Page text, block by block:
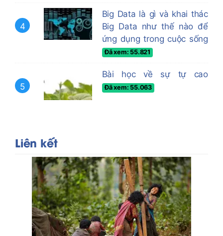
4
Big Data là gì và khai thác
Big Data như thế nào để
ứng dụng trong cuộc sống
Đã xem: 55.821
5
Bài học về sự tự cao
Đã xem: 55.063
Liên kết